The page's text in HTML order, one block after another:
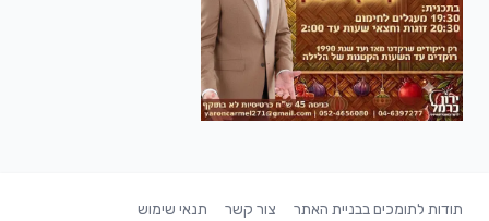
תודות לתומכים בבניית האתר צור קשר
תנאי שימוש